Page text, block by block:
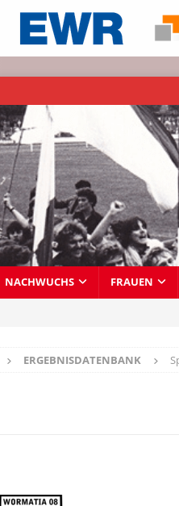
NACHWUCHS FRAUEN
ERGEBNISDATENBANK